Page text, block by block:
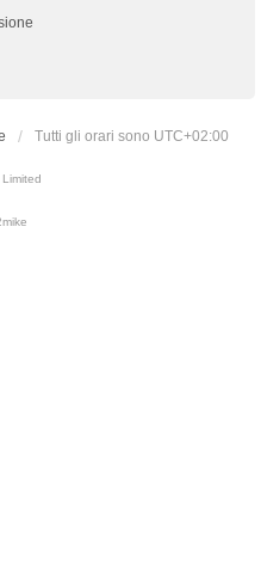
Tutti gli orari sono UTC+02:00